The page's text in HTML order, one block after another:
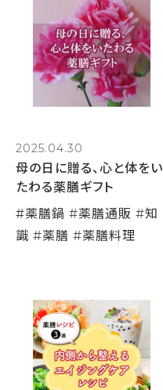
2025.04.30
母の日に贈る、心と体をい
たわる薬膳ギフト
#薬膳鍋 #薬膳通販 #知
識 #薬膳 #薬膳料理